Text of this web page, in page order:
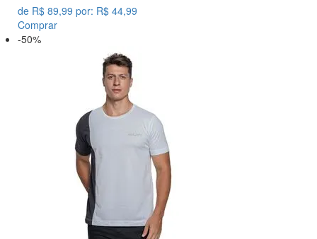
de R$ 89,99 por: R$ 44,99
Comprar
-50%